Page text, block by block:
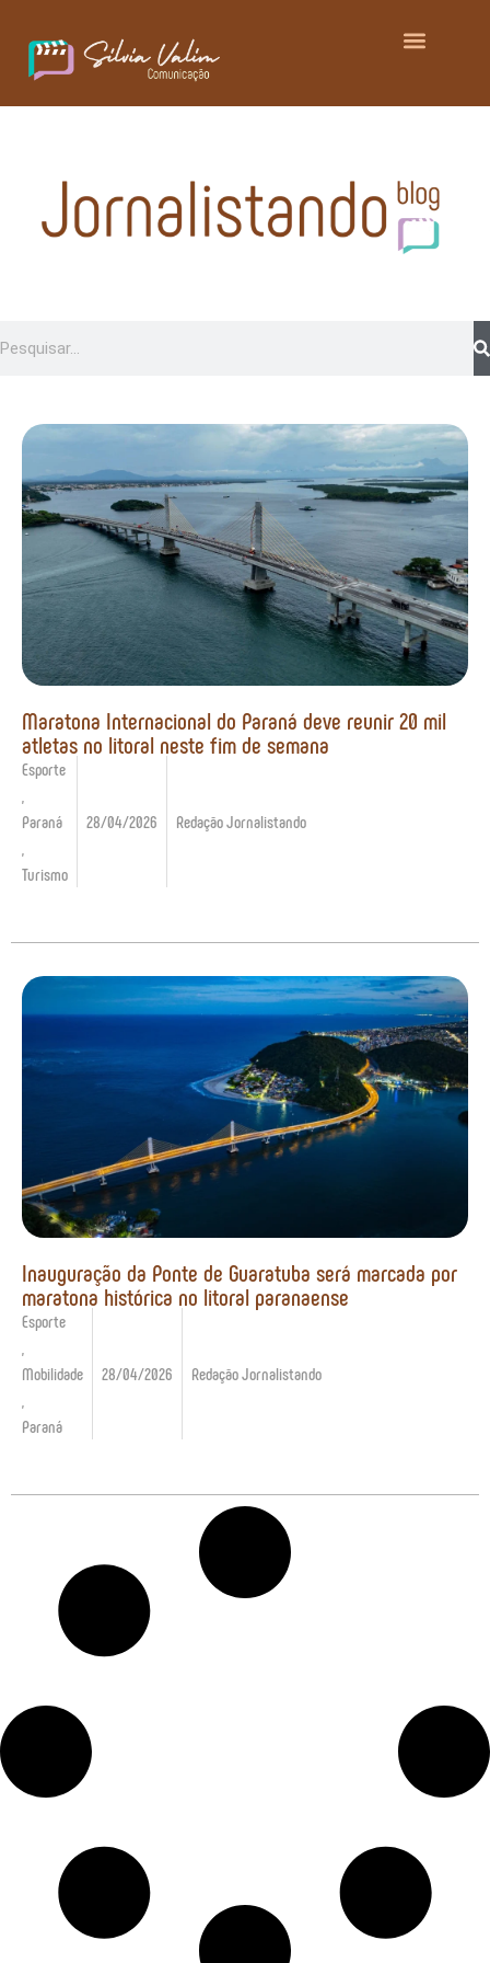
Maratona Internacional do Paraná deve reunir 20 mil
atletas no litoral neste fim de semana
Esporte
Paraná
Turismo
28/04/2026 Redação Jornalistando
Inauguração da Ponte de Guaratuba será marcada por
maratona histórica no litoral paranaense
Esporte
Mobilidade
Paraná
28/04/2026 Redação Jornalistando